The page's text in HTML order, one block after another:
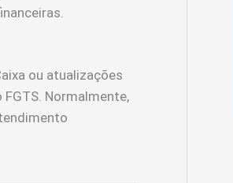
ou atualizações
Normalmente,